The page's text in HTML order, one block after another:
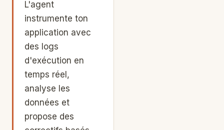
L'agent
instrumente ton
application avec
des logs
d'exécution en
temps réel,
analyse les
données et
propose des